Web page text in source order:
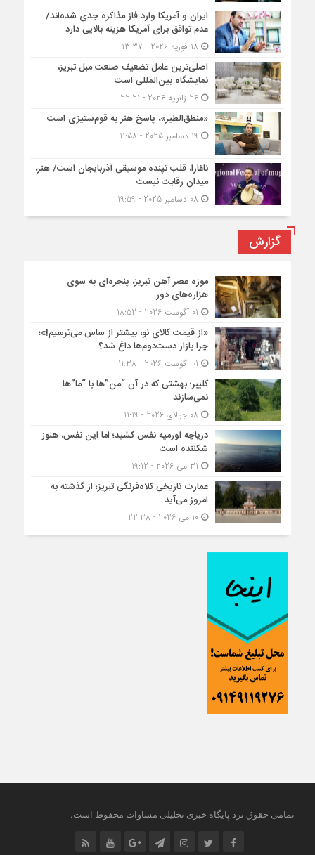
ایران و آمریکا وارد فاز مذاکره جدی شده‌اند/
عدم توافق برای آمریکا هزینه بالایی دارد
اصلی‌ترین عامل تضعیف صنعت مبل تبریز،
نمایشگاه بین‌المللی است
26 ژانویه 2026 - 22:21
«منطق‌الطیر»، پاسخ هنر به قوم‌ستیزی است
ناغارا، قلب تپنده موسیقی آذربایجان است/ هنر،
میدان رقابت نیست
گزارش
موزه عصر آهن تبریز، پنجره‌ای به سوی
هزاره‌های دور
«از قیمت کالای نو، بیشتر از ساس می‌ترسیم!»؛
چرا بازار دست‌دوم‌ها داغ شد؟
کلیبر؛ بهشتی که در آن “من”ها با “ما”ها
نمی‌سازند
دریاچه اورمیه نفس کشید؛ اما این نفس، هنوز
شکننده است
عمارت تاریخی کلاه‌فرنگی تبریز؛ از گذشته به
امروز می‌آید
10 می 2026 - 22:38
تمامی حقوق نزد پایگاه خبری تحلیلی مساوات محفوظ است.